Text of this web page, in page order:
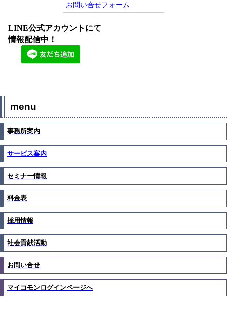
お問い合せフォーム
LINE公式アカウントにて
情報配信中！
menu
事務所案内
サービス案内
セミナー情報
料金表
採用情報
社会貢献活動
お問い合せ
マイコモンログインページへ